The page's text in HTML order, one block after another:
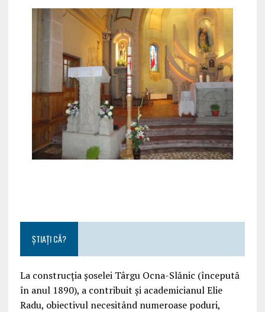
ȘTIAȚI CĂ?
La construcția șoselei Târgu Ocna-Slănic (începută
în anul 1890), a contribuit și academicianul Elie
Radu, obiectivul necesitând numeroase poduri,